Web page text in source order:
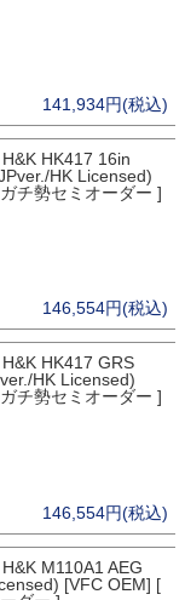
141,934円(税込)
HK417 16in
HK Licensed)
チ勢セミオーダー ]
146,554円(税込)
HK417 GRS
HK Licensed)
チ勢セミオーダー ]
146,554円(税込)
M110A1 AEG
[VFC OEM] [